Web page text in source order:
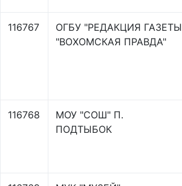
116767
ОГБУ "РЕДАКЦИЯ ГАЗЕТЫ
"ВОХОМСКАЯ ПРАВДА"
116768
МОУ "СОШ" П.
ПОДТЫБОК